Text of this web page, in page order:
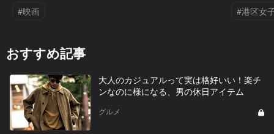
#映画 #港区女
おすすめ記事
大人のカジュアルって実は格好いい！楽チ
ンなのに様になる、男の休日アイテム
グルメ